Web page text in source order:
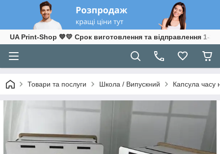
UA Print-Shop ​💙💛 Срок виготовлення та відправлення 1-3
Товари та послуги Школа / Випускний Капсула часу